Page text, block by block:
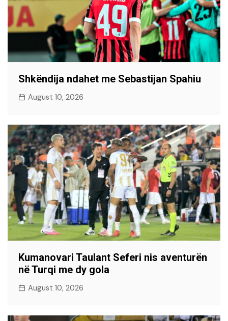
Shkëndija ndahet me Sebastijan Spahiu
August 10, 2026
Kumanovari Taulant Seferi nis aventurën
në Turqi me dy gola
August 10, 2026